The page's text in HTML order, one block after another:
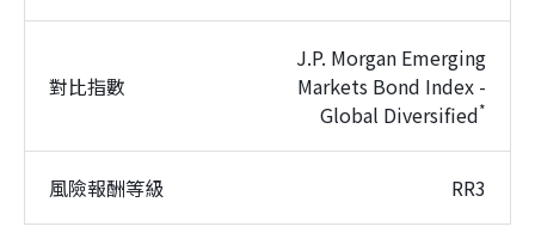
對比指數
J.P. Morgan Emerging
Markets Bond Index -
Global Diversified*
風險報酬等級 RR3